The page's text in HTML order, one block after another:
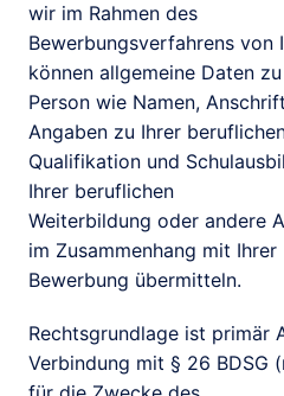
wir im Rahmen des
Bewerbungsverfahrens von
können allgemeine Daten
Person wie Namen,
Angaben zu Ihrer
Qualifikation und
Ihrer beruflichen
Weiterbildung oder andere
im Zusammenhang mit Ihrer
Bewerbung übermitteln.
Rechtsgrundlage ist primär
Verbindung mit § 26 BDSG